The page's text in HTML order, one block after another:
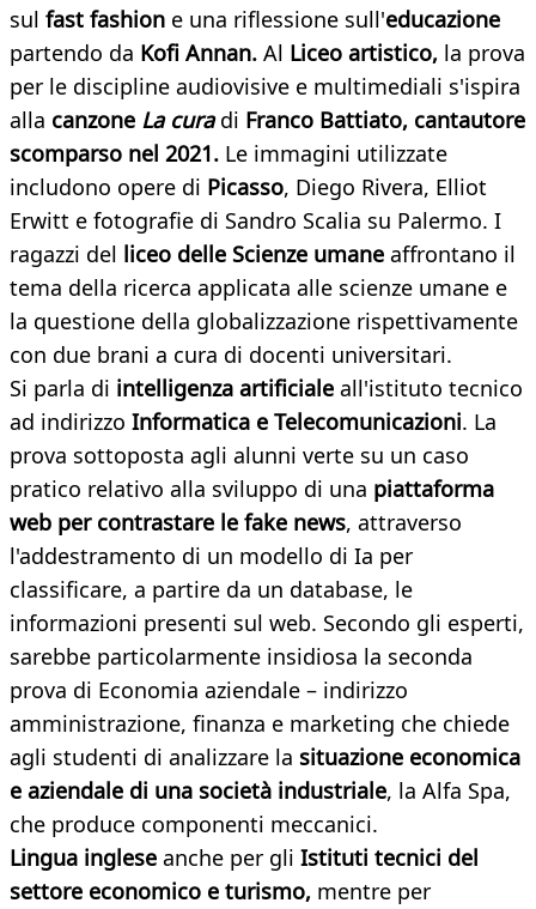
sul fast fashion e una riflessione sull'educazione
partendo da Kofi Annan. Al Liceo artistico, la prova
per le discipline audiovisive e multimediali s'ispira
alla canzone La cura di Franco Battiato, cantautore
scomparso nel 2021. Le immagini utilizzate
includono opere di Picasso, Diego Rivera, Elliot
Erwitt e fotografie di Sandro Scalia su Palermo. I
ragazzi del liceo delle Scienze umane affrontano il
tema della ricerca applicata alle scienze umane e
la questione della globalizzazione rispettivamente
con due brani a cura di docenti universitari.
Si parla di intelligenza artificiale all'istituto tecnico
ad indirizzo Informatica e Telecomunicazioni. La
prova sottoposta agli alunni verte su un caso
pratico relativo alla sviluppo di una piattaforma
web per contrastare le fake news, attraverso
l'addestramento di un modello di Ia per
classificare, a partire da un database, le
informazioni presenti sul web. Secondo gli esperti,
sarebbe particolarmente insidiosa la seconda
prova di Economia aziendale – indirizzo
amministrazione, finanza e marketing che chiede
agli studenti di analizzare la situazione economica
e aziendale di una società industriale, la Alfa Spa,
che produce componenti meccanici.
Lingua inglese anche per gli Istituti tecnici del
settore economico e turismo, mentre per